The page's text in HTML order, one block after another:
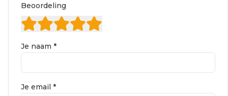
Beoordeling
Je naam *
Je email *